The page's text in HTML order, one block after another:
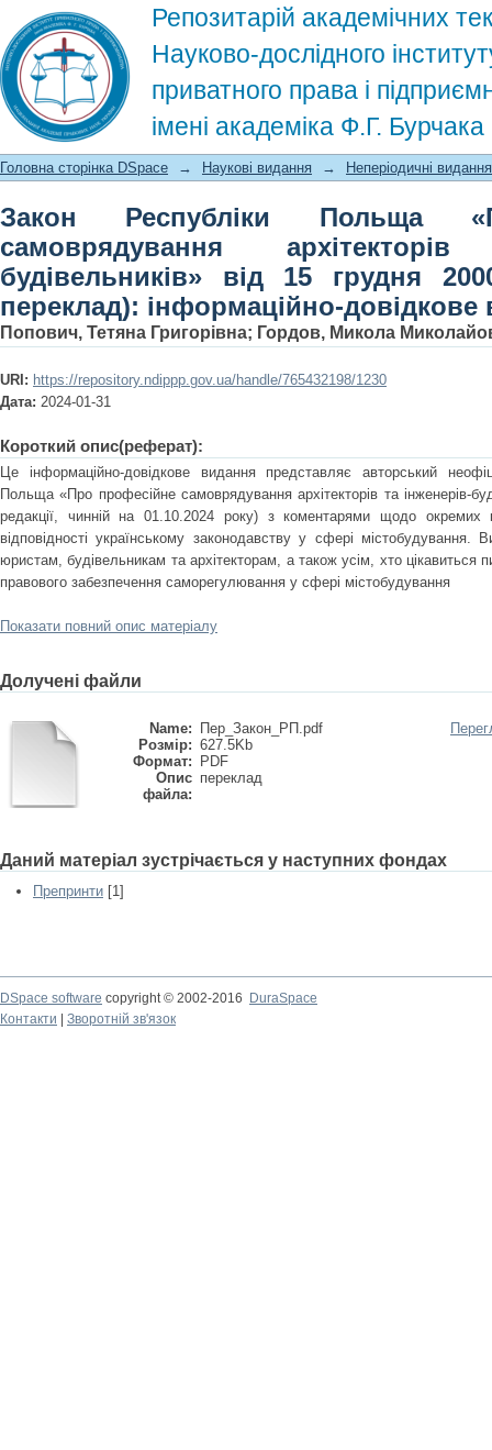
Репозитарій академічних
Науково-дослідного
приватного права і
імені академіка Ф.Г.
Закон Республіки Польща «Про
інженерів-будівельників» від
інформаційно-довідкове видання
Головна сторінка DSpace → Наукові видання → Неперіодичні видання
Закон Республіки Польща
самоврядування
будівельників» від 15 грудня
переклад): інформаційно-довідкове
Попович, Тетяна Григорівна; Гордов, Микола
URI: https://repository.ndippp.gov.ua/handle/765432198/1230
Дата: 2024-01-31
Короткий опис(реферат):
Це інформаційно-довідкове видання представляє авторський
Польща «Про професійне самоврядування архітекторів та інженерів-
редакції, чинній на 01.10.2024 року) з коментарями щодо окремих
відповідності українському законодавству у сфері
юристам, будівельникам та архітекторам, а також усім, хто цікавиться
правового забезпечення саморегулювання у сфері містобудування
Показати повний опис матеріалу
Долучені файли
Name:
Пер_Закон_РП.pdf
Розмір: 627.5Kb
Формат:
PDF
Опис
файла:
переклад
Даний матеріал зустрічається у наступних фондах
Препринти [1]
DSpace software copyright © 2002-2016
DuraSpace
Контакти
Зворотній зв'язок